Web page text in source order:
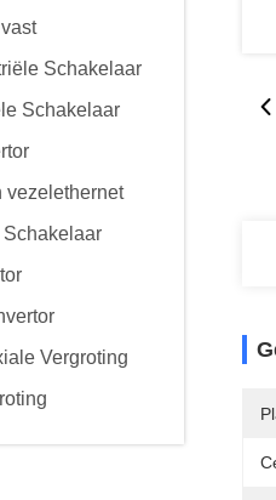
Schakelaar
Schakelaar
vezelethernet
Schakelaar
Vergroting